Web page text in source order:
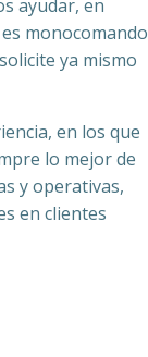
ayudar, en
monocomando
ya mismo
en los que
lo mejor de
y operativas,
en clientes